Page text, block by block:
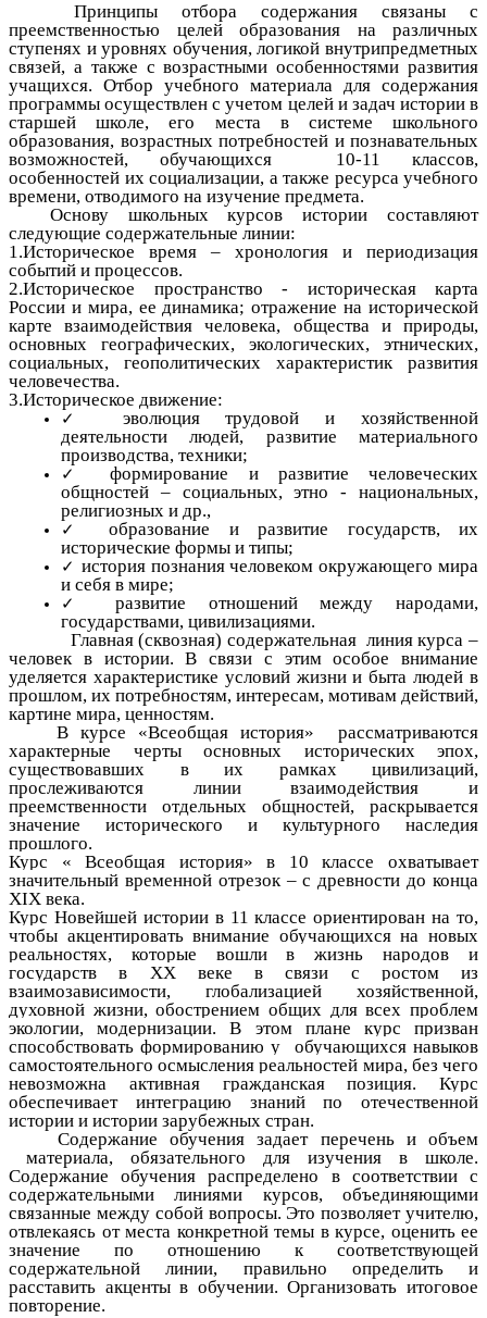
Принципы отбора содержания связаны с
преемственностью целей образования на различных
ступенях и уровнях обучения, логикой внутрипредметных
связей, а также с возрастными особенностями развития
учащихся. Отбор учебного материала для содержания
программы осуществлен с учетом целей и задач истории в
старшей школе, его места в системе школьного
образования, возрастных потребностей и познавательных
возможностей, обучающихся 10-11 классов,
особенностей их социализации, а также ресурса учебного
времени, отводимого на изучение предмета.
Основу школьных курсов истории составляют
следующие содержательные линии:
1.Историческое время – хронология и периодизация
событий и процессов.
2.Историческое пространство - историческая карта
России и мира, ее динамика; отражение на исторической
карте взаимодействия человека, общества и природы,
основных географических, экологических, этнических,
социальных, геополитических характеристик развития
человечества.
3.Историческое движение:
эволюция трудовой и хозяйственной
деятельности людей, развитие материального
производства, техники;
формирование и развитие человеческих
общностей – социальных, этно - национальных,
религиозных и др.,
образование и развитие государств, их
исторические формы и типы;
история познания человеком окружающего мира
и себя в мире;
развитие отношений между народами,
государствами, цивилизациями.
Главная (сквозная) содержательная линия курса –
человек в истории. В связи с этим особое внимание
уделяется характеристике условий жизни и быта людей в
прошлом, их потребностям, интересам, мотивам действий,
картине мира, ценностям.
В курсе «Всеобщая история» рассматриваются
характерные черты основных исторических эпох,
существовавших в их рамках цивилизаций,
прослеживаются линии взаимодействия и
преемственности отдельных общностей, раскрывается
значение исторического и культурного наследия
прошлого.
Курс « Всеобщая история» в 10 классе охватывает
значительный временной отрезок – с древности до конца
ХIХ века.
Курс Новейшей истории в 11 классе ориентирован на то,
чтобы акцентировать внимание обучающихся на новых
реальностях, которые вошли в жизнь народов и
государств в XX веке в связи с ростом из
взаимозависимости, глобализацией хозяйственной,
духовной жизни, обострением общих для всех проблем
экологии, модернизации. В этом плане курс призван
способствовать формированию у обучающихся навыков
самостоятельного осмысления реальностей мира, без чего
невозможна активная гражданская позиция. Курс
обеспечивает интеграцию знаний по отечественной
истории и истории зарубежных стран.
Содержание обучения задает перечень и объем
материала, обязательного для изучения в школе.
Содержание обучения распределено в соответствии с
содержательными линиями курсов, объединяющими
связанные между собой вопросы. Это позволяет учителю,
отвлекаясь от места конкретной темы в курсе, оценить ее
значение по отношению к соответствующей
содержательной линии, правильно определить и
расставить акценты в обучении. Организовать итоговое
повторение.